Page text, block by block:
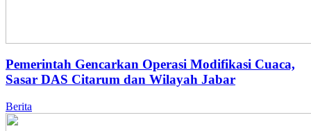
Pemerintah Gencarkan Operasi Modifikasi Cuaca,
Sasar DAS Citarum dan Wilayah Jabar
Berita